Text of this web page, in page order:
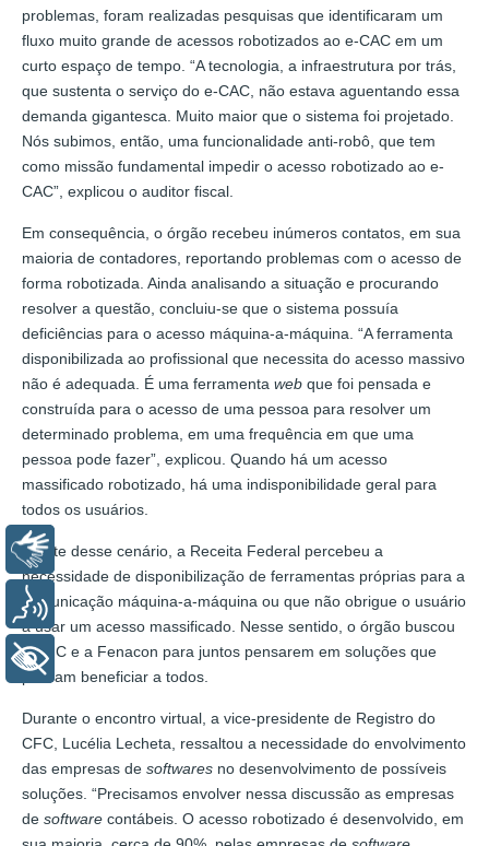
problemas, foram realizadas pesquisas que identificaram um
fluxo muito grande de acessos robotizados ao e-CAC em um
curto espaço de tempo. “A tecnologia, a infraestrutura por trás,
que sustenta o serviço do e-CAC, não estava aguentando essa
demanda gigantesca. Muito maior que o sistema foi projetado.
Nós subimos, então, uma funcionalidade anti-robô, que tem
como missão fundamental impedir o acesso robotizado ao e-
CAC”, explicou o auditor fiscal.
Em consequência, o órgão recebeu inúmeros contatos, em sua
maioria de contadores, reportando problemas com o acesso de
forma robotizada. Ainda analisando a situação e procurando
resolver a questão, concluiu-se que o sistema possuía
deficiências para o acesso máquina-a-máquina. “A ferramenta
disponibilizada ao profissional que necessita do acesso massivo
não é adequada. É uma ferramenta web que foi pensada e
construída para o acesso de uma pessoa para resolver um
determinado problema, em uma frequência em que uma
pessoa pode fazer”, explicou. Quando há um acesso
massificado robotizado, há uma indisponibilidade geral para
todos os usuários.
Diante desse cenário, a Receita Federal percebeu a
necessidade de disponibilização de ferramentas próprias para a
comunicação máquina-a-máquina ou que não obrigue o usuário
a usar um acesso massificado. Nesse sentido, o órgão buscou
o CFC e a Fenacon para juntos pensarem em soluções que
possam beneficiar a todos.
Durante o encontro virtual, a vice-presidente de Registro do
CFC, Lucélia Lecheta, ressaltou a necessidade do envolvimento
das empresas de softwares no desenvolvimento de possíveis
soluções. “Precisamos envolver nessa discussão as empresas
de software contábeis. O acesso robotizado é desenvolvido, em
Libras
Voz
+ Acessibilidade